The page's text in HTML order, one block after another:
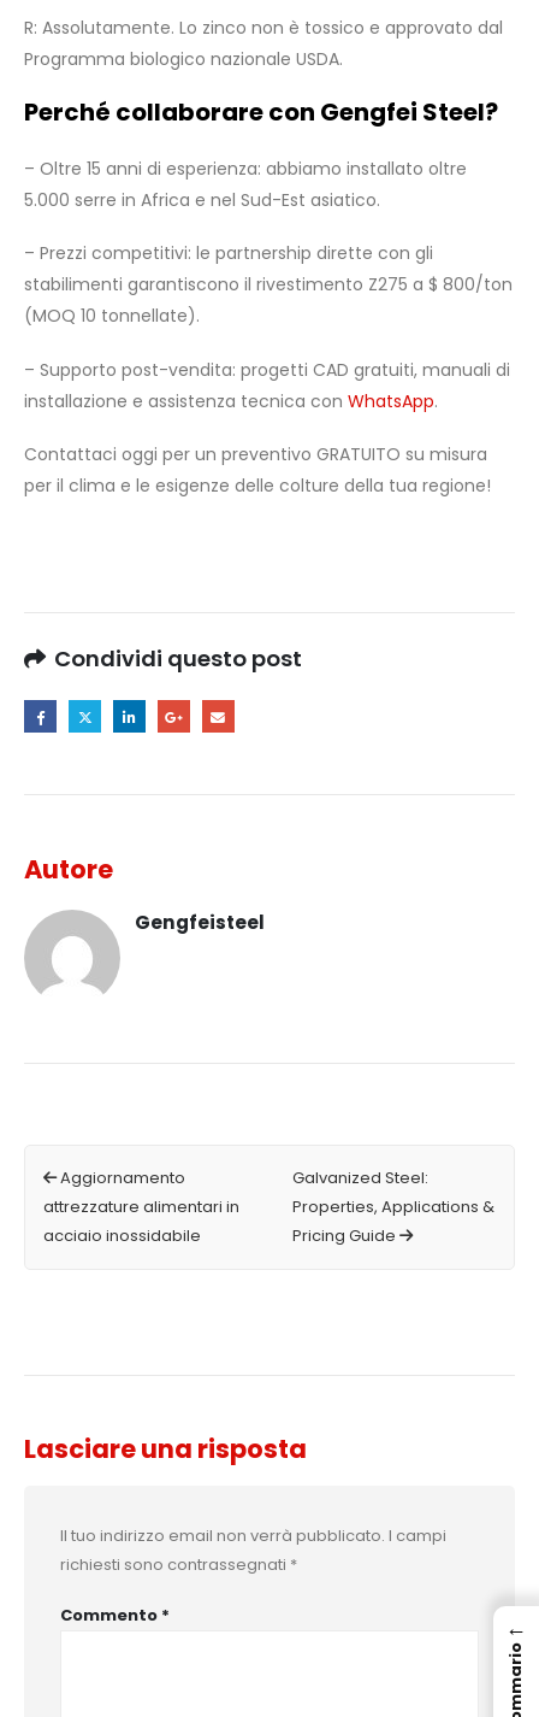
R: Assolutamente. Lo zinco non è tossico e approvato dal
Programma biologico nazionale USDA.
Perché collaborare con Gengfei Steel?
– Oltre 15 anni di esperienza: abbiamo installato oltre
5.000 serre in Africa e nel Sud-Est asiatico.
– Prezzi competitivi: le partnership dirette con gli
stabilimenti garantiscono il rivestimento Z275 a $ 800/ton
(MOQ 10 tonnellate).
– Supporto post-vendita: progetti CAD gratuiti, manuali di
installazione e assistenza tecnica con WhatsApp.
Contattaci oggi per un preventivo GRATUITO su misura
per il clima e le esigenze delle colture della tua regione!
Condividi questo post
Autore
Gengfeisteel
Aggiornamento
attrezzature alimentari in
acciaio inossidabile
Galvanized Steel:
Properties, Applications &
Pricing Guide
Lasciare una risposta
Il tuo indirizzo email non verrà pubblicato. I campi
richiesti sono contrassegnati *
Commento * ←
Sommario